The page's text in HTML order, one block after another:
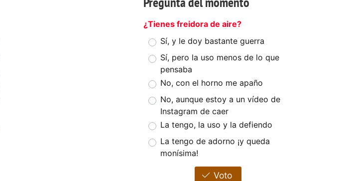
¿Tienes freidora de aire?
Sí, y le doy bastante guerra
Sí, pero la uso menos de lo que
pensaba
No, con el horno me apaño
No, aunque estoy a un vídeo de
Instagram de caer
La tengo, la uso y la defiendo
La tengo de adorno ¡y queda
monísima!
Voto